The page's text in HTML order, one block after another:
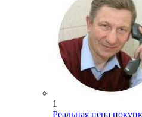
1
Реальная цена